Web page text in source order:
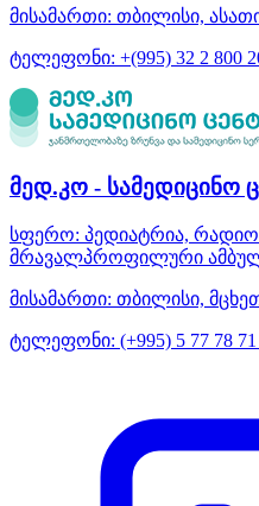
მისამართი: თბილისი,
ტელეფონი: +(995) 32 2 800
მედ.კო - სამედიცინო
სფერო: პედიატრია,
მრავალპროფილური
მისამართი: თბილისი,
ტელეფონი: (+995) 5 77 78